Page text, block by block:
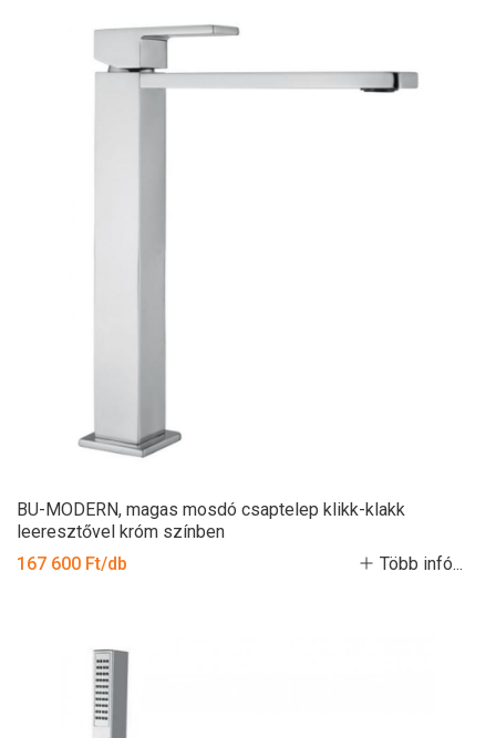
BU-MODERN, magas mosdó csaptelep klikk-klakk
leeresztővel króm színben
167 600 Ft/db
Több infó...